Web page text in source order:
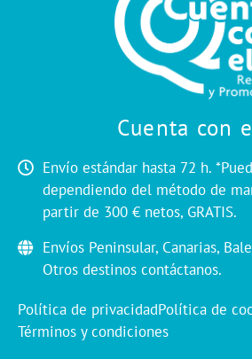
Cuenta con
Envío estándar hasta 72 h.
dependiendo del método de
partir de 300 € netos, GRATIS.
Envíos Peninsular, Canarias,
Otros destinos contáctanos.
Política de privacidadPolítica de
Términos y condiciones